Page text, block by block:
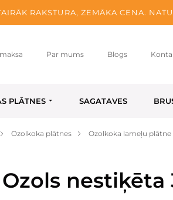
RAKSTURA, ZEMĀKA CENA.
Par mums Blogs
PLĀTNES SAGATAVES
Ozolkoka plātnes Ozolkoka lameļu plātne
nestiķēta